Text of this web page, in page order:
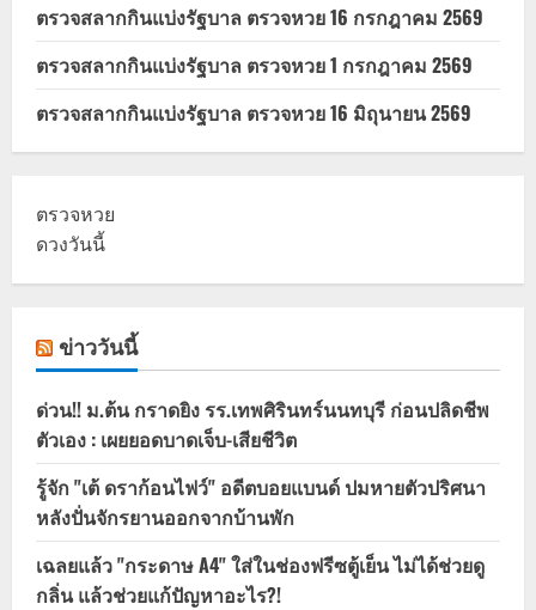
ตรวจสลากกินแบ่งรัฐบาล ตรวจหวย 16 กรกฎาคม 2569
ตรวจสลากกินแบ่งรัฐบาล ตรวจหวย 1 กรกฎาคม 2569
ตรวจสลากกินแบ่งรัฐบาล ตรวจหวย 16 มิถุนายน 2569
ตรวจหวย
ดวงวันนี้
ข่าววันนี้
ด่วน!! ม.ต้น กราดยิง รร.เทพศิรินทร์นนทบุรี ก่อนปลิดชีพ
ตัวเอง : เผยยอดบาดเจ็บ-เสียชีวิต
รู้จัก "เต้ ดราก้อนไฟว์" อดีตบอยแบนด์ ปมหายตัวปริศนา
หลังปั่นจักรยานออกจากบ้านพัก
เฉลยแล้ว "กระดาษ A4" ใส่ในช่องฟรีซตู้เย็น ไม่ได้ช่วยดู
กลิ่น แล้วช่วยแก้ปัญหาอะไร?!